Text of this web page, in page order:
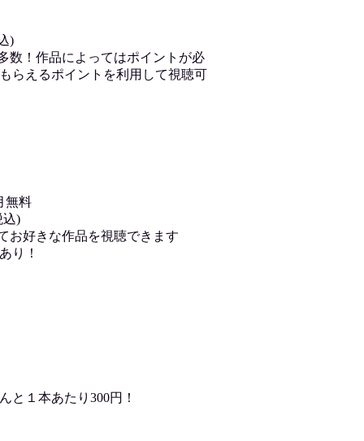
)
！作品によってはポイントが必
らえるポイントを利用して視聴可
無料
込)
お好きな作品を視聴できます
り！
と１本あたり300円！